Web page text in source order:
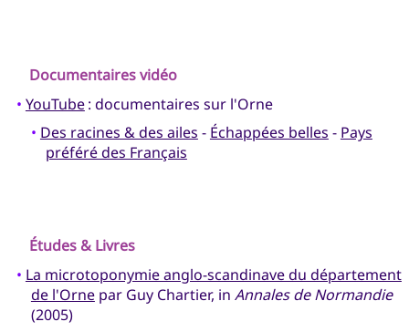
Documentaires vidéo
• YouTube: documentaires sur l'Orne
• Des racines & des ailes - Échappées belles - Pays
préféré des Français
Études & Livres
• La microtoponymie anglo-scandinave du département
de l'Ornepar Guy Chartier, in Annales de Normandie
(2005)